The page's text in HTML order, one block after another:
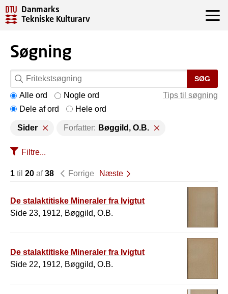
Danmarks
Tekniske Kulturarv
Søgning
SØG
Tips til søgning
Alle ord
Nogle ord
Dele af ord
Hele ord
Sider Forfatter: Bøggild, O.B.
Filtre...
1 til 20 af38 Forrige Næste
De stalaktitiske Mineraler fra Ivigtut
Side 23, 1912, Bøggild, O.B.
De stalaktitiske Mineraler fra Ivigtut
Side 22, 1912, Bøggild, O.B.